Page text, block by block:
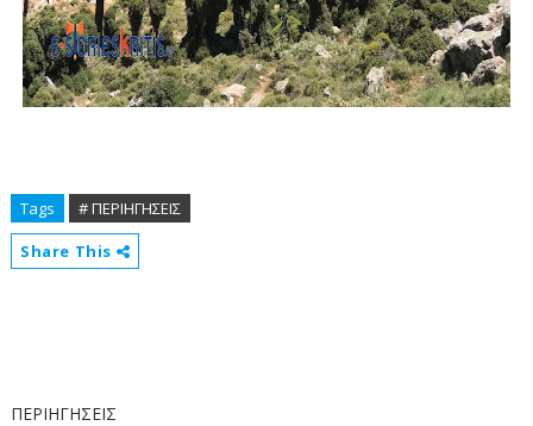
Tags
# ΠΕΡΙΗΓΗΣΕΙΣ
Share This
ΠΕΡΙΗΓΗΣΕΙΣ